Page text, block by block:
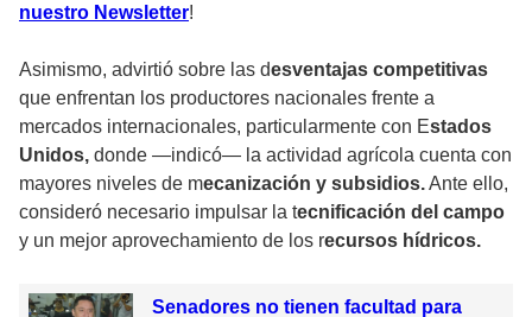
nuestro Newsletter!
Asimismo, advirtió sobre las desventajas competitivas
que enfrentan los productores nacionales frente a
mercados internacionales, particularmente con Estados
Unidos, donde —indicó— la actividad agrícola cuenta con
mayores niveles de mecanización y subsidios.Ante ello,
consideró necesario impulsar la tecnificación del campo
y un mejor aprovechamiento de los recursos hídricos.
Senadores no tienen facultad para